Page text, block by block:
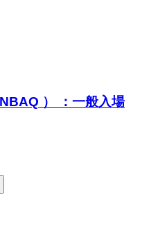
） ：一般入場